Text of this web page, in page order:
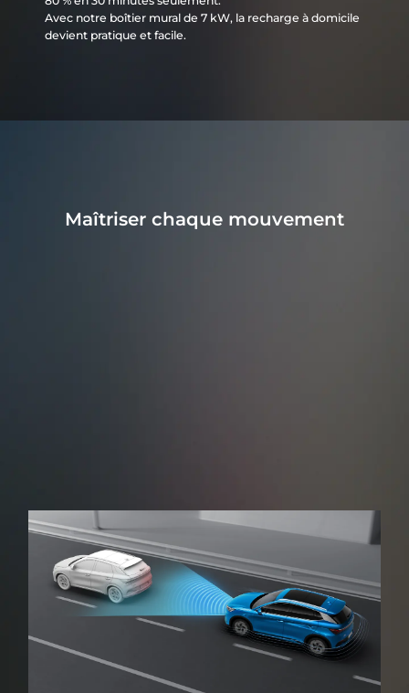
Avec notre boîtier mural de 7 kW, la recharge à domicile
devient pratique et facile.
Maîtriser chaque mouvement